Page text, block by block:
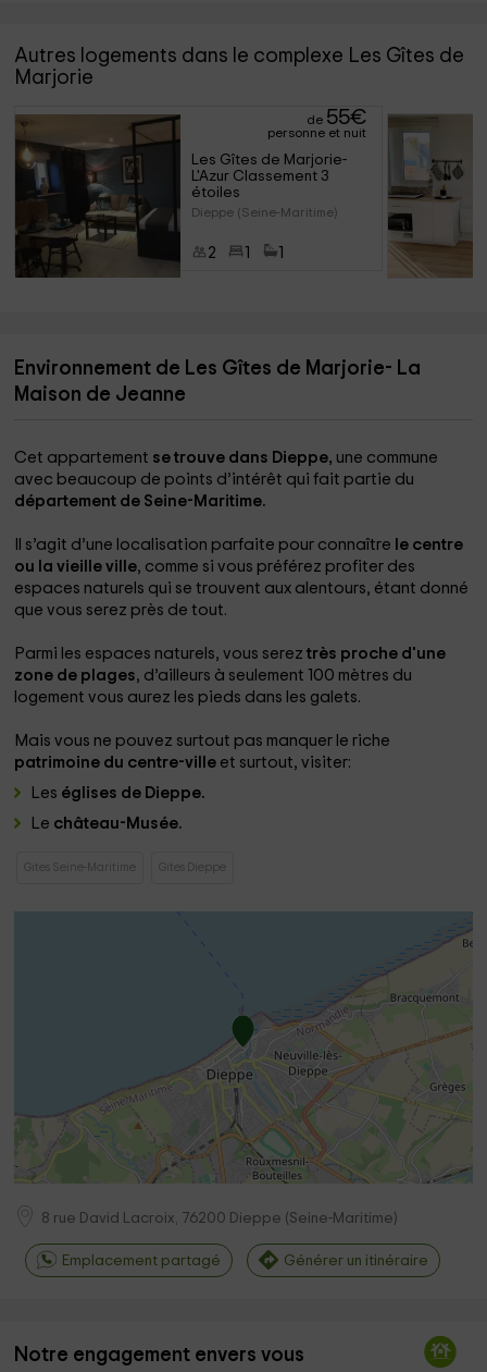
Autres logements dans le complexe Les Gîtes de
Marjorie
de 55€
personne et nuit
Les Gîtes de Marjorie-
L'Azur Classement 3
étoiles
Dieppe (Seine-Maritime)
2
Environnement de Les Gîtes de Marjorie- La
Maison de Jeanne
Cet appartement se trouve dans Dieppe, une commune
avec beaucoup de points d’intérêt qui fait partie du
département de Seine-Maritime.
Il s’agit d’une localisation parfaite pour connaître le centre
ou la vieille ville, comme si vous préférez profiter des
espaces naturels qui se trouvent aux alentours, étant donné
que vous serez près de tout.
Parmi les espaces naturels, vous sereztrès proche d'une
zone de plages, d’ailleurs à seulement 100 mètres du
logement vous aurez les pieds dans les galets.
Mais vous ne pouvez surtout pas manquer le riche
patrimoine du centre-ville et surtout, visiter:
Les églises de Dieppe.
Le château-Musée.
Gites Seine-Maritime Gites Dieppe
8 rue David Lacroix, 76200 Dieppe (Seine-Maritime)
Emplacement partagé Générer un itinéraire
Notre engagement envers vous